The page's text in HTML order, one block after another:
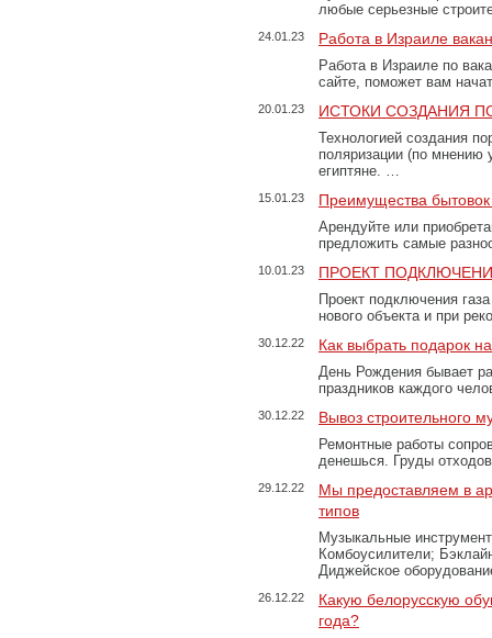
любые серьезные
24.01.23 Работа в Израиле
Работа в Израиле по
сайте, поможет вам
20.01.23 ИСТОКИ СОЗДАНИЯ
Технологией создания
поляризации (по
египтяне. …
15.01.23 Преимущества
Арендуйте или
предложить самые
10.01.23 ПРОЕКТ
Проект подключения
нового объекта и при
30.12.22 Как выбрать подарок
День Рождения бывает
праздников каждого
30.12.22 Вывоз строительного
Ремонтные работы
денешься. Груды
29.12.22
Мы предоставляем в
типов
Музыкальные
Комбоусилители;
Диджейское
26.12.22
Какую белорусскую
года?